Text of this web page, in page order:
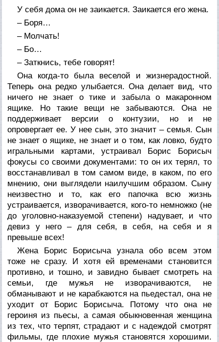
У себя дома он не заикается. Заикается его жена.
– Боря…
– Молчать!
– Бо…
– Заткнись, тебе говорят!
Она когда-то была веселой и жизнерадостной.
Теперь она редко улыбается. Она делает вид, что
ничего не знает о тике и забыла о макаронном
ящике. Но такие вещи не забываются. Она не
поддерживает версии о контузии, но и не
опровергает ее. У нее сын, это значит – семья. Сын
не знает о ящике, не знает и о том, как ловко, будто
игральными картами, устраивал Борис Борисыч
фокусы со своими документами: то он их терял, то
восстанавливал в том самом виде, в каком, по его
мнению, они выглядели наилучшим образом. Сыну
неизвестно и то, как его папочка всю жизнь
устраивается, изворачивается, кого-то немножко (не
до уголовно-наказуемой степени) надувает, и что
девиз у него – для себя, в себя, на себя и я
превыше всех!
Жена Борис Борисыча узнала обо всем этом
тоже не сразу. И хотя ей временами становится
противно, и тошно, и завидно бывает смотреть на
семьи, где мужья не изворачиваются, не
обманывают и не карабкаются на пьедестал, она не
уходит от Борис Борисыча. Потому что она не
героиня из пьесы, а самая обыкновенная женщина
из тех, что терпят, страдают и с надеждой смотрят
фильмы, где плохие мужья становятся хорошими.